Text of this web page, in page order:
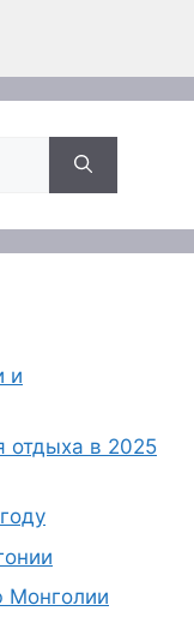
и
отдыха в 2025
Монголии